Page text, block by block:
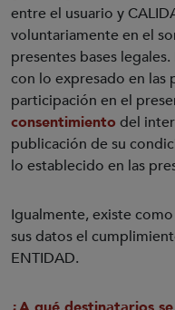
entre el usuario y
voluntariamente en el
presentes bases
con lo expresado en las
participación en el
consentimiento del
publicación de su
lo establecido en las
Igualmente, existe
sus datos el
ENTIDAD.